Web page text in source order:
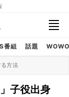
番組 話題
方法
子役出身